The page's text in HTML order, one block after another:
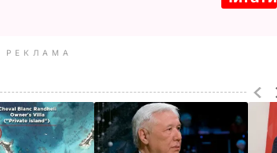
РЕКЛАМА